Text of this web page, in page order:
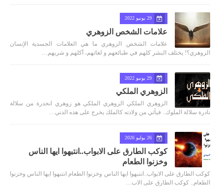
29 يونيو 2022
علامات الشخص الزوهري
علامات الشخص الزوهري ما هي العلامات الجسدية الإنسان
الزوهري؟! يختلف البشر كلهم في طبائعهم و لغاتهم، أكلهم و شربهم…
29 يونيو 2022
الزوهري الملكي
الزوهري الملكي الزوهري الملكي هو زوهري انحدرة من سلالة
نادرة سلالة الملوك.. فيأتي من ولادته كالملك يخرج على هذه الدني…
26 يوليو 2026
كوكب الطارق على الابواب..انتبهوا ايها الناس
وخزنوا الطعام
كوكب الطارق على الابواب..انتبهوا ايها الناس وخزنوا الطعام انتبهوا ايها الناس وخزنوا
الطعام.. كوكب الطارق على الاب…